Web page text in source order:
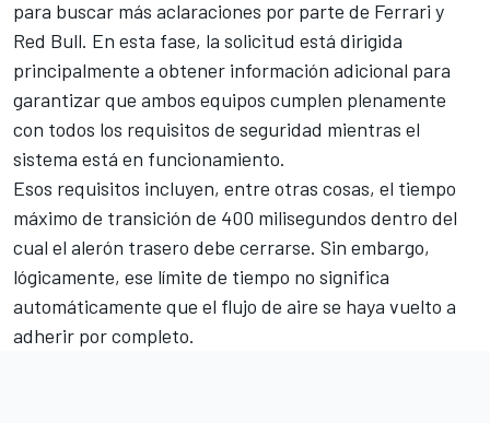
para buscar más aclaraciones por parte de Ferrari y
Red Bull. En esta fase, la solicitud está dirigida
principalmente a obtener información adicional para
garantizar que ambos equipos cumplen plenamente
con todos los requisitos de seguridad mientras el
sistema está en funcionamiento.
Esos requisitos incluyen, entre otras cosas, el tiempo
máximo de transición de 400 milisegundos dentro del
cual el alerón trasero debe cerrarse. Sin embargo,
lógicamente, ese límite de tiempo no significa
automáticamente que el flujo de aire se haya vuelto a
adherir por completo.